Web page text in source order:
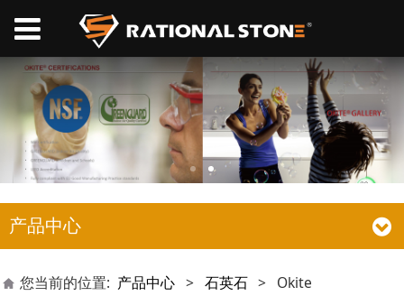
产品中心
您当前的位置: 产品中心 > 石英石 > Okite